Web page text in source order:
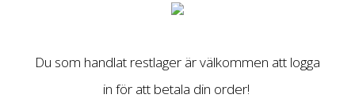
Du som handlat restlager är välkommen att logga
in för att betala din order!